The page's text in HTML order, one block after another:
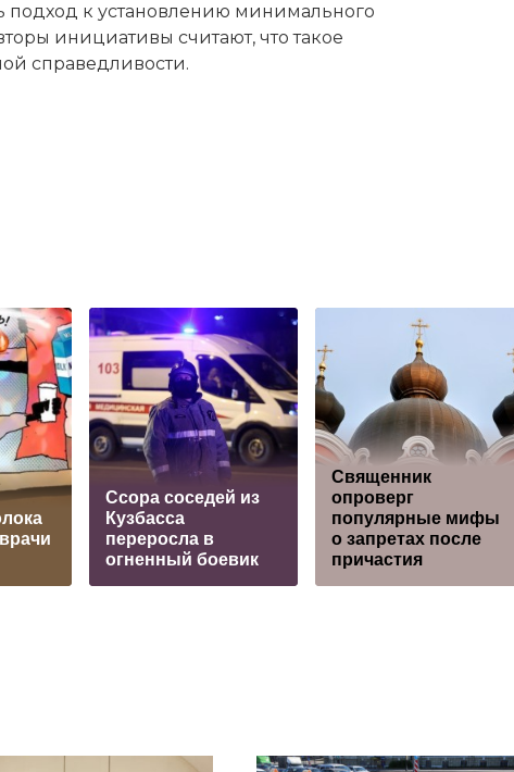
к установлению минимального
инициативы считают, что такое
справедливости.
Ссора соседей из
Кузбасса
переросла в
огненный боевик
Священник
опроверг
популярные мифы
о запретах после
причастия